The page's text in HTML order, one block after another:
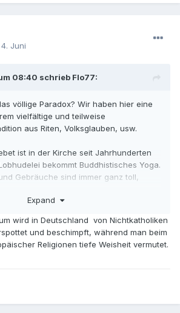
4. Juni
08:40 schrieb Flo77:
völlige Paradox? Wir haben hier eine
vielfältige und teilweise
aus Riten, Volksglauben, usw.
ist in der Kirche seit Jahrhunderten
bekommt Buddhistisches Yoga.
Gebräuche sind immer ganz toll,
genauso verehrt wie fremde
dürfte der eigene Ritus übrigens
Fronleichnamsprozessionen das
einem spirituell aktiven
Expand
wird in Deutschland von Nichtkatholiken
und beschimpft, während man beim
Religionen tiefe Weisheit vermutet.